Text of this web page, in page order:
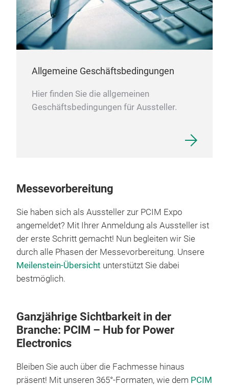
Allgemeine Geschäftsbedingungen
Hier finden Sie die allgemeinen
Geschäftsbedingungen für Aussteller.
Messevorbereitung
Sie haben sich als Aussteller zur PCIM Expo
angemeldet? Mit Ihrer Anmeldung als Aussteller ist
der erste Schritt gemacht! Nun begleiten wir Sie
durch alle Phasen der Messevorbereitung. Unsere
Meilenstein-Übersicht unterstützt Sie dabei
bestmöglich.
Ganzjährige Sichtbarkeit in der
Branche: PCIM – Hub for Power
Electronics
Bleiben Sie auch über die Fachmesse hinaus
präsent! Mit unseren 365°-Formaten, wie dem PCIM